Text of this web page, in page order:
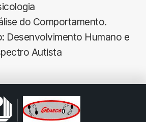
do Comportamento.
Desenvolvimento Humano e
Autista